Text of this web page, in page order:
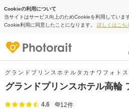
Cookieの利用について
当サイトはサービス向上のためCookieを利用していま
Cookie利用に同意したことになります。 詳しくはこち
グランドプリンスホテルタカナワフォトス
グランドプリンスホテル高輪
4.6 12件